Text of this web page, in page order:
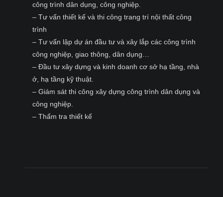
công trình dân dụng, công nghiệp.
– Tư vấn thiết kế và thi công trang trí nội thất công
trình
– Tư vấn lập dự án đầu tư và xây lắp các công trình
công nghiệp, giao thông, dân dụng…
– Đầu tư xây dựng và kinh doanh cơ sở hạ tầng, nhà
ở, hạ tầng kỹ thuật.
– Giám sát thi công xây dựng công trình dân dụng và
công nghiệp.
– Thẩm tra thiết kế